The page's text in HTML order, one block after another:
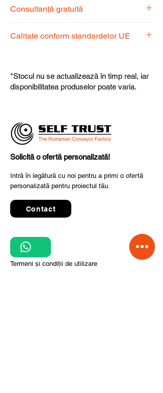
Consultanță gratuită
dispoziție pentru a alege produsul
Calitate conform standardelor UE
fiabilitate și performanță superioară.
*Stocul nu se actualizează în timp real, iar
disponibilitatea produselor poate varia.
Solicită o ofertă personalizată!
Intră în legătură cu noi pentru a primi o ofertă
personalizată pentru proiectul tău.
Contact
Quick Links
Termeni și condiții de utilizare
1